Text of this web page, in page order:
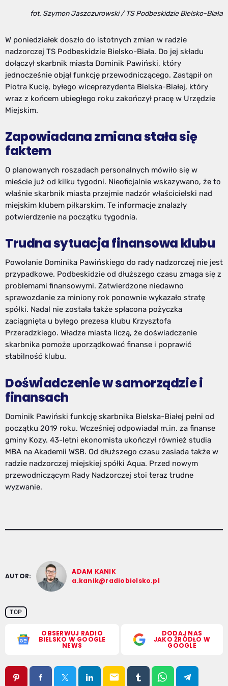
fot. Szymon Jaszczurowski / TS Podbeskidzie Bielsko-Biała
W poniedziałek doszło do istotnych zmian w radzie
nadzorczej TS Podbeskidzie Bielsko-Biała. Do jej składu
dołączył skarbnik miasta Dominik Pawiński, który
jednocześnie objął funkcję przewodniczącego. Zastąpił on
Piotra Kucię, byłego wiceprezydenta Bielska-Białej, który
wraz z końcem ubiegłego roku zakończył pracę w Urzędzie
Miejskim.
Zapowiadana zmiana stała się
faktem
O planowanych roszadach personalnych mówiło się w
mieście już od kilku tygodni. Nieoficjalnie wskazywano, że to
właśnie skarbnik miasta przejmie nadzór właścicielski nad
miejskim klubem piłkarskim. Te informacje znalazły
potwierdzenie na początku tygodnia.
Trudna sytuacja finansowa klubu
Powołanie Dominika Pawińskiego do rady nadzorczej nie jest
przypadkowe. Podbeskidzie od dłuższego czasu zmaga się z
problemami finansowymi. Zatwierdzone niedawno
sprawozdanie za miniony rok ponownie wykazało stratę
spółki. Nadal nie została także spłacona pożyczka
zaciągnięta u byłego prezesa klubu Krzysztofa
Przeradzkiego. Władze miasta liczą, że doświadczenie
skarbnika pomoże uporządkować finanse i poprawić
stabilność klubu.
Doświadczenie w samorządzie i
finansach
Dominik Pawiński funkcję skarbnika Bielska-Białej pełni od
początku 2019 roku. Wcześniej odpowiadał m.in. za finanse
gminy Kozy. 43-letni ekonomista ukończył również studia
MBA na Akademii WSB. Od dłuższego czasu zasiada także w
radzie nadzorczej miejskiej spółki Aqua. Przed nowym
przewodniczącym Rady Nadzorczej stoi teraz trudne
wyzwanie.
AUTOR:
ADAM KANIK
a.kanik@radiobielsko.pl
TOP
OBSERWUJ RADIO
BIELSKO W GOOGLE
NEWS
DODAJ NAS
JAKO ŹRÓDŁO W
GOOGLE
email